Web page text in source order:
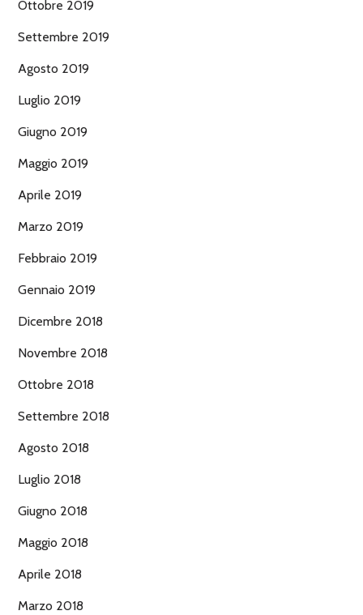
Ottobre 2019
Settembre 2019
Agosto 2019
Luglio 2019
Giugno 2019
Maggio 2019
Aprile 2019
Marzo 2019
Febbraio 2019
Gennaio 2019
Dicembre 2018
Novembre 2018
Ottobre 2018
Settembre 2018
Agosto 2018
Luglio 2018
Giugno 2018
Maggio 2018
Aprile 2018
Marzo 2018